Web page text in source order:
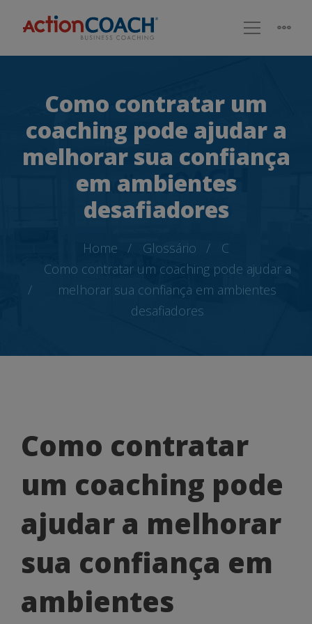
Como contratar um
coaching pode ajudar a
melhorar sua confiança
em ambientes
desafiadores
Home Glossário
C
Como contratar um coaching pode ajudar a
melhorar sua confiança em ambientes
desafiadores
Como
contratar
um
coaching
pode
ajudar
a
Como contratar
um coaching pode
ajudar a melhorar
sua confiança em
ambientes